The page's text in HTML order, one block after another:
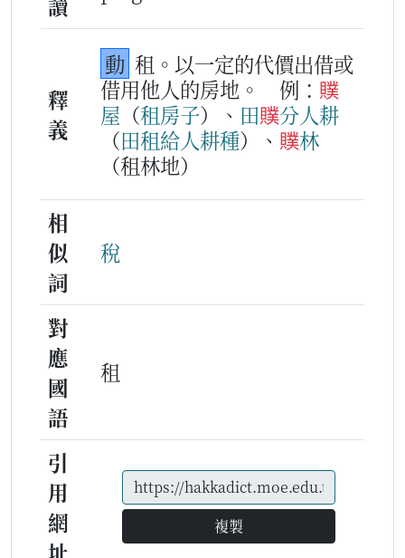
釋
義
動 租。以一定的代價出借或
借用他人的房地。
例： 贌
屋 （租房子）、 田贌分人耕
（田租給人耕種）、 贌林
（租林地）
相
似
詞
稅
對
應
國
語
租
引
用
網
址
複製